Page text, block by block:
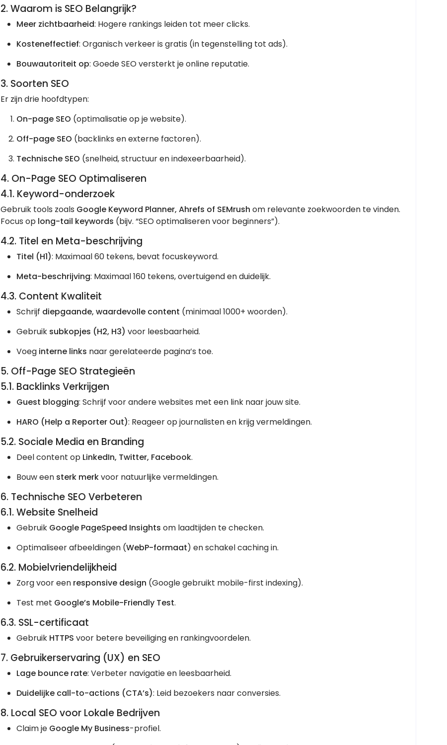
2. Waarom is SEO Belangrijk?
Meer zichtbaarheid: Hogere rankings leiden tot meer clicks.
Kosteneffectief: Organisch verkeer is gratis (in tegenstelling tot ads).
Bouwautoriteit op: Goede SEO versterkt je online reputatie.
3. Soorten SEO
Er zijn drie hoofdtypen:
On-page SEO (optimalisatie op je website).
Off-page SEO (backlinks en externe factoren).
Technische SEO (snelheid, structuur en indexeerbaarheid).
4. On-Page SEO Optimaliseren
4.1. Keyword-onderzoek
Gebruik tools zoals Google Keyword Planner, Ahrefs of SEMrush om relevante zoekwoorden te vinden.
Focus op long-tail keywords (bijv. “SEO optimaliseren voor beginners”).
4.2. Titel en Meta-beschrijving
Titel (H1): Maximaal 60 tekens, bevat focuskeyword.
Meta-beschrijving: Maximaal 160 tekens, overtuigend en duidelijk.
4.3. Content Kwaliteit
Schrijf diepgaande, waardevolle content (minimaal 1000+ woorden).
Gebruik subkopjes (H2, H3) voor leesbaarheid.
Voeg interne links naar gerelateerde pagina’s toe.
5. Off-Page SEO Strategieën
5.1. Backlinks Verkrijgen
Guest blogging: Schrijf voor andere websites met een link naar jouw site.
HARO (Help a Reporter Out): Reageer op journalisten en krijg vermeldingen.
5.2. Sociale Media en Branding
Deel content op LinkedIn, Twitter, Facebook.
Bouw een sterk merkvoor natuurlijke vermeldingen.
6. Technische SEO Verbeteren
6.1. Website Snelheid
Gebruik Google PageSpeed Insights om laadtijden te checken.
Optimaliseer afbeeldingen (WebP-formaat) en schakel caching in.
6.2. Mobielvriendelijkheid
Zorg voor een responsive design (Google gebruikt mobile-first indexing).
Test met Google’s Mobile-Friendly Test.
6.3. SSL-certificaat
Gebruik HTTPS voor betere beveiliging en rankingvoordelen.
7. Gebruikerservaring (UX) en SEO
Lage bounce rate: Verbeter navigatie en leesbaarheid.
Duidelijke call-to-actions (CTA’s): Leid bezoekers naar conversies.
8. Local SEO voor Lokale Bedrijven
Claim je Google My Business-profiel.